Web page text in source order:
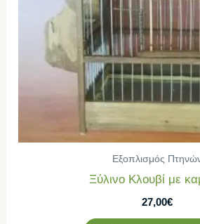
Εξοπλισμός
Ξύλινο Κλουβί με
27,00€